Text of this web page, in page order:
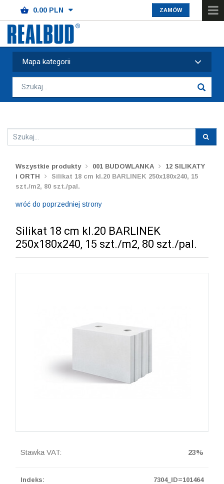
ZAMÓW
Mapa kategorii
Wszystkie produkty 001 BUDOWLANKA
12 SILIKATY
i ORTH
Silikat 18 cm kl.20 BARLINEK 250x180x240, 15
szt./m2, 80 szt./pal.
wróć do poprzedniej strony
Silikat 18 cm kl.20 BARLINEK
250x180x240, 15 szt./m2, 80 szt./pal.
Stawka VAT: 23%
Indeks:
7304_ID=101464